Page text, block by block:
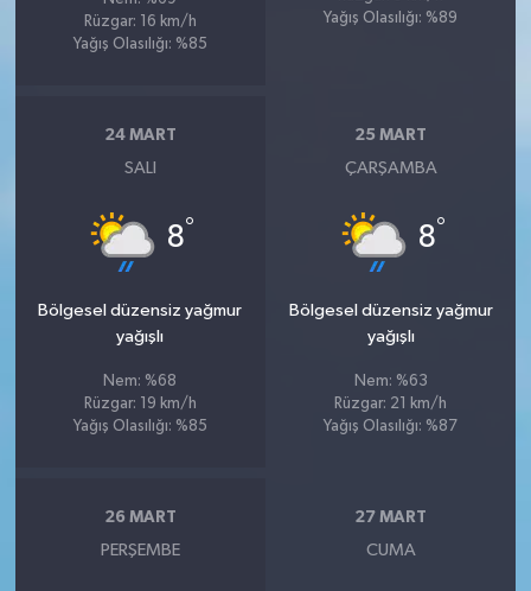
Rüzgar: 16 km/h
Yağış Olasılığı: %85
Yağış Olasılığı: %89
24 MART
SALI
8°
Bölgesel düzensiz yağmur
yağışlı
Nem: %68
Rüzgar: 19 km/h
Yağış Olasılığı: %85
25 MART
ÇARŞAMBA
8°
Bölgesel düzensiz yağmur
yağışlı
Nem: %63
Rüzgar: 21 km/h
Yağış Olasılığı: %87
26 MART
PERŞEMBE
27 MART
CUMA